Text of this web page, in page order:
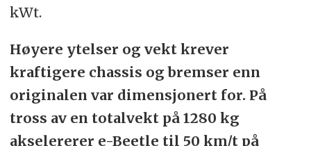
kWt.
Høyere ytelser og vekt krever
kraftigere chassis og bremser enn
originalen var dimensjonert for. På
tross av en totalvekt på 1280 kg
akselererer e-Beetle til 50 km/t på